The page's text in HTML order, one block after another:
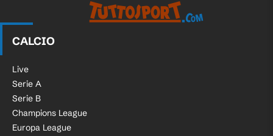
CALCIO
Live
Serie A
Serie B
Champions League
Europa League